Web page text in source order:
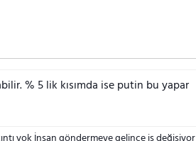
% 5 lik kısımda ise putin bu yapar